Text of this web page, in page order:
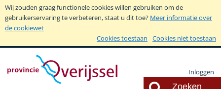
Wij zouden graag functionele cookies willen gebruiken om de
gebruikerservaring te verbeteren, staat u dit toe? Meer informatie over
de cookiewet
Cookies toestaan
Cookies niet toestaan
Inloggen